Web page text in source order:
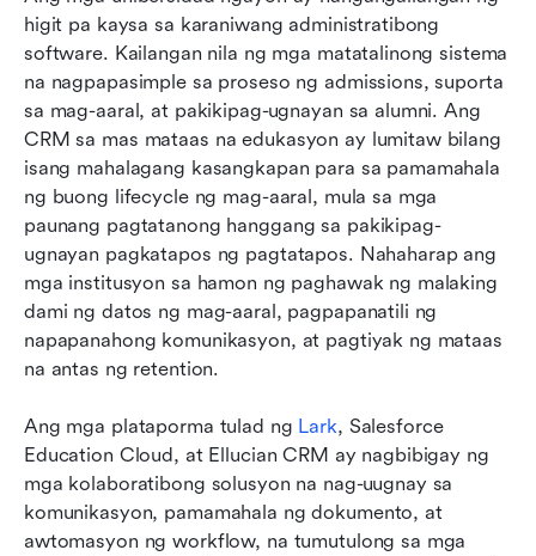
higit pa kaysa sa karaniwang administratibong
software. Kailangan nila ng mga matatalinong sistema
na nagpapasimple sa proseso ng admissions, suporta
sa mag-aaral, at pakikipag-ugnayan sa alumni. Ang
CRM sa mas mataas na edukasyon ay lumitaw bilang
isang mahalagang kasangkapan para sa pamamahala
ng buong lifecycle ng mag-aaral, mula sa mga
paunang pagtatanong hanggang sa pakikipag-
ugnayan pagkatapos ng pagtatapos. Nahaharap ang
mga institusyon sa hamon ng paghawak ng malaking
dami ng datos ng mag-aaral, pagpapanatili ng
napapanahong komunikasyon, at pagtiyak ng mataas
na antas ng retention.
Ang mga plataporma tulad ng Lark, Salesforce
Education Cloud, at Ellucian CRM ay nagbibigay ng
mga kolaboratibong solusyon na nag-uugnay sa
komunikasyon, pamamahala ng dokumento, at
awtomasyon ng workflow, na tumutulong sa mga
12 Pinakamahusay na CRM na kasangkapan
para sa mas mataas na edukasyon
Paano pumili ng tamang CRM para sa iyong
institusyon
Mga hamon at pinakamahuhusay na gawi
Konklusyon
Mga Madalas Itanong
Kaugnay na pagbasa